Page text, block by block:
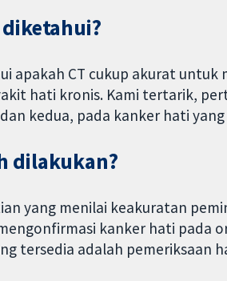
apakah CT cukup akurat
hati kronis. Kami tertarik,
kedua, pada kanker hati
dilakukan?
yang menilai keakuratan
kanker hati pada
tersedia adalah pemeriksaan